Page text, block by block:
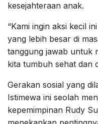
kesejahteraan anak.
“Kami ingin aksi kecil
yang lebih besar di
tanggung jawab untuk
kita tumbuh sehat dan
Gerakan sosial yang
Istimewa ini seolah
kepemimpinan Rudy